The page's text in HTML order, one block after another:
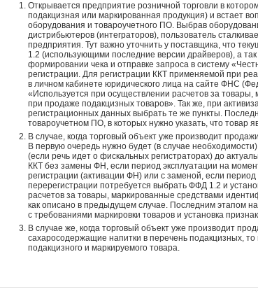
Открывается предприятие розничной торговли в
подакцизная или маркированная продукция) и встает
оборудования и товароучетного ПО. Выбрав
дистрибьютеров (интеграторов), пользователь
предприятия. Тут важно уточнить у поставщика, что
1.2 (использующими последние версии драйверов), а
формировании чека и отправке запроса в систему
регистрации. Для регистрации ККТ применяемой при
в личном кабинете юридического лица на сайте ФНС
«Используется при осуществлении расчетов за
при продаже подакцизных товаров». Так же, при
регистрационных данных выбрать те же пункты.
товароучетном ПО, в которых нужно указать, что товар
В случае, когда торговый объект уже производит
В первую очередь нужно будет (в случае
(если речь идет о фискальных регистраторах) до
ККТ без замены ФН, если период эксплуатации на
регистрации (активации ФН) или с заменой, если
перерегистрации потребуется выбрать ФФД 1.2 и
расчетов за товары, маркированные средствами
как описано в предыдущем случае. Последним этапом
с требованиями маркировки товаров и установка
В случае же, когда торговый объект уже производит
сахаросодержащие напитки в перечень подакцизных, то
подакцизного и маркируемого товара.